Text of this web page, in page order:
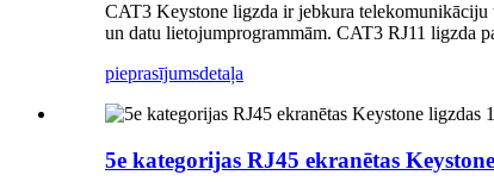
CAT3 Keystone ligzda ir jebkura telekomunikāciju
un datu lietojumprogrammām. CAT3 RJ11 ligzda
pieprasījumsdetaļa
5e kategorijas RJ45 ekranētas